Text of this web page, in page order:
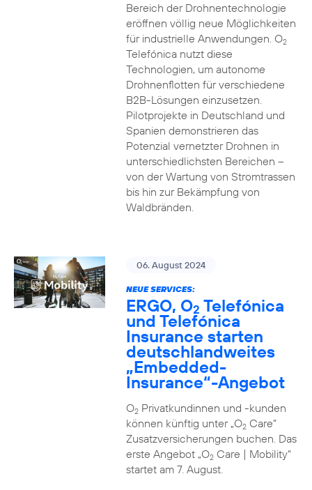
Bereich der Drohnentechnologie
eröffnen völlig neue Möglichkeiten
für industrielle Anwendungen. O2
Telefónica nutzt diese
Technologien, um autonome
Drohnenflotten für verschiedene
B2B-Lösungen einzusetzen.
Pilotprojekte in Deutschland und
Spanien demonstrieren das
Potenzial vernetzter Drohnen in
unterschiedlichsten Bereichen –
von der Wartung von Stromtrassen
bis hin zur Bekämpfung von
Waldbränden.
06. August 2024
NEUE SERVICES:
ERGO, O2 Telefónica
und Telefónica
Insurance starten
deutschlandweites
„Embedded-
Insurance“-Angebot
O2Privatkundinnen und -kunden
können künftig unter „O2Care“
Zusatzversicherungen buchen. Das
erste Angebot „O2Care | Mobility“
startet am 7. August.